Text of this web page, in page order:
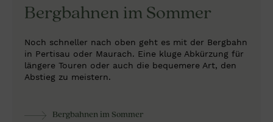
Bergbahnen im Sommer
Noch schneller nach oben geht es mit der Bergbahn
in Pertisau oder Maurach. Eine kluge Abkürzung für
längere Touren oder auch die bequemere Art, den
Abstieg zu meistern.
Bergbahnen im Sommer